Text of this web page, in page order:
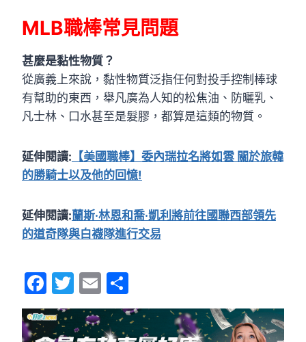
MLB職棒常見問題
甚麼是黏性物質？
從廣義上來說，黏性物質泛指任何對投手控制棒球
有幫助的東西，舉凡廣為人知的松焦油、防曬乳、
凡士林、口水甚至是髮膠，都算是這類的物質。
延伸閱讀: 【美國職棒】委內瑞拉名將如雲 關於旅韓
的勝騎士以及他的回憶!
延伸閱讀:蘭斯·林恩和喬·凱利將前往國聯西部領先
的道奇隊與白襪隊進行交易
F
a
c
T
w
itt
E
m
ai
h
ar